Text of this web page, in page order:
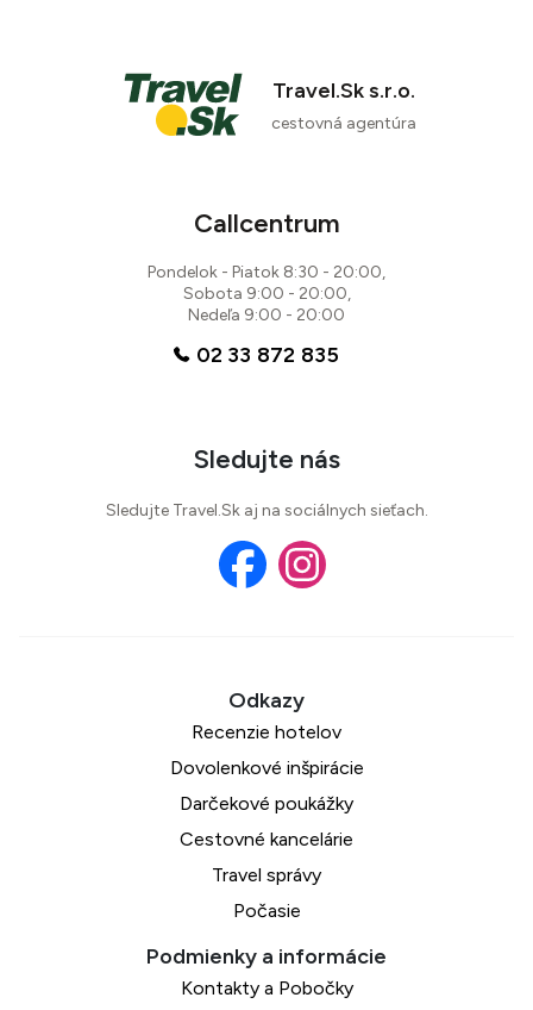
Travel.Sk s.r.o.
cestovná agentúra
Callcentrum
Pondelok - Piatok 8:30 - 20:00,
Sobota 9:00 - 20:00,
Nedeľa 9:00 - 20:00
02 33 872 835
Sledujte nás
Sledujte Travel.Sk aj na sociálnych sieťach.
Recenzie hotelov
Dovolenkové inšpirácie
Darčekové poukážky
Cestovné kancelárie
Travel správy
Počasie
Kontakty a Pobočky